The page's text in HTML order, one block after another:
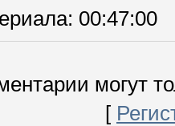
: 00:47:00
могут
[